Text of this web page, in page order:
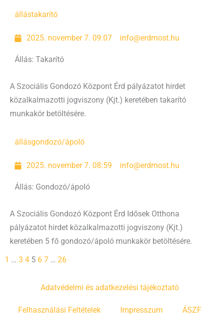
állástakarító
2025. november 7. 09:07 info@erdmost.hu
Állás: Takarító
A Szociális Gondozó Központ Érd pályázatot hirdet
közalkalmazotti jogviszony (Kjt.) keretében takarító
munkakör betöltésére.
állásgondozó/ápoló
2025. november 7. 08:59 info@erdmost.hu
Állás: Gondozó/ápoló
A Szociális Gondozó Központ Érd Idősek Otthona
pályázatot hirdet közalkalmazotti jogviszony (Kjt.)
keretében 5 fő gondozó/ápoló munkakör betöltésére.
1 … 3 4 5 6 7 … 26
Adatvédelmi és adatkezelési tájékoztató
Felhasználási Feltételek Impresszum ÁSZF